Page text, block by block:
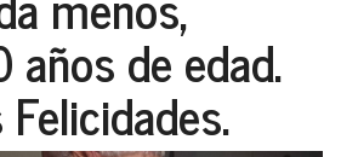
años de edad.